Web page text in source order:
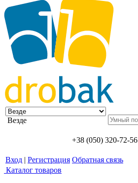
Везде
+38 (050) 320-72-56
Вход | Регистрация Обратная связь
Каталог товаров